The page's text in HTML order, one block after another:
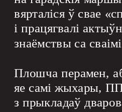
вярталіся ў свае
і працягвалі
знаёмствы са
Плошча перамен,
яе самі жыхары, ПП
з прыкладаў